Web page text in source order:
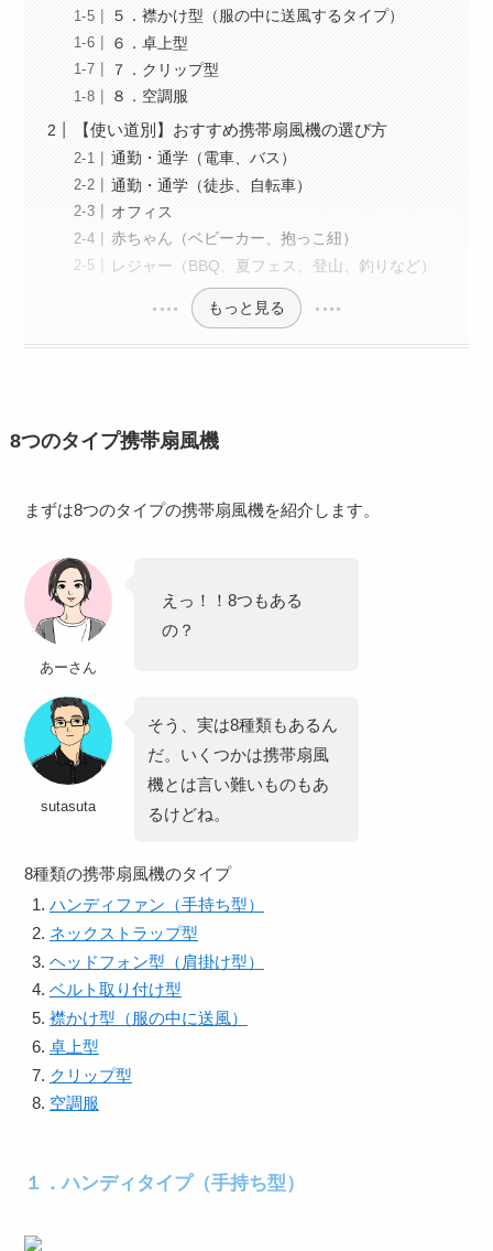
５．襟かけ型（服の中に送風するタイプ）
６．卓上型
７．クリップ型
８．空調服
【使い道別】おすすめ携帯扇風機の選び方
通勤・通学（電車、バス）
通勤・通学（徒歩、自転車）
オフィス
赤ちゃん（ベビーカー、抱っこ紐）
レジャー（BBQ、夏フェス、登山、釣りなど）
もっと見る
8つのタイプ携帯扇風機
まずは8つのタイプの携帯扇風機を紹介します。
あーさん
えっ！！8つもある
の？
sutasuta
そう、実は8種類もあるん
だ。いくつかは携帯扇風
機とは言い難いものもあ
るけどね。
8種類の携帯扇風機のタイプ
ハンディファン（手持ち型）
ネックストラップ型
ヘッドフォン型（肩掛け型）
ベルト取り付け型
襟かけ型（服の中に送風）
卓上型
クリップ型
空調服
１．ハンディタイプ（手持ち型）